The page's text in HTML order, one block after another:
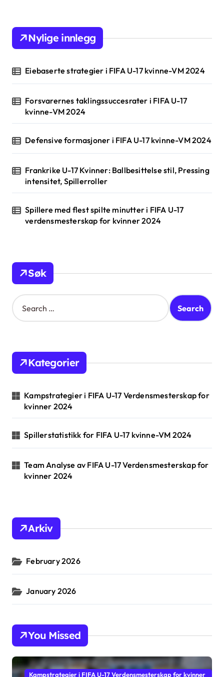
Nylige innlegg
Eiebaserte strategier i FIFA U-17 kvinne-VM 2024
Forsvarernes taklingssuccesrater i FIFA U-17
kvinne-VM 2024
Defensive formasjoner i FIFA U-17 kvinne-VM 2024
Frankrike U-17 Kvinner: Ballbesittelse stil, Pressing
intensitet, Spillerroller
Spillere med flest spilte minutter i FIFA U-17
verdensmesterskap for kvinner 2024
Søk
S
e
h
o
:
Kategorier
Kampstrategier i FIFA U-17 Verdensmesterskap for
kvinner 2024
Spillerstatistikk for FIFA U-17 kvinne-VM 2024
Team Analyse av FIFA U-17 Verdensmesterskap for
kvinner 2024
Arkiv
February 2026
January 2026
You Missed
Kampstrategier i FIFA U-17 Verdensmesterskap for kvinner